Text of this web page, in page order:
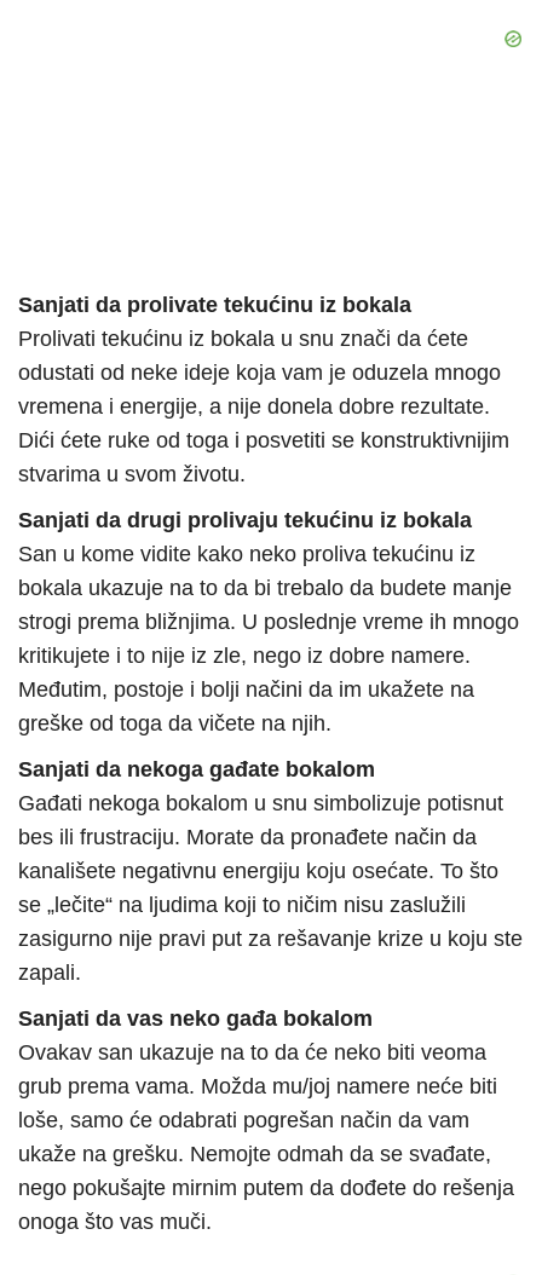
Sanjati da prolivate tekućinu iz bokala
Prolivati tekućinu iz bokala u snu znači da ćete
odustati od neke ideje koja vam je oduzela mnogo
vremena i energije, a nije donela dobre rezultate.
Dići ćete ruke od toga i posvetiti se konstruktivnijim
stvarima u svom životu.
Sanjati da drugi prolivaju tekućinu iz bokala
San u kome vidite kako neko proliva tekućinu iz
bokala ukazuje na to da bi trebalo da budete manje
strogi prema bližnjima. U poslednje vreme ih mnogo
kritikujete i to nije iz zle, nego iz dobre namere.
Međutim, postoje i bolji načini da im ukažete na
greške od toga da vičete na njih.
Sanjati da nekoga gađate bokalom
Gađati nekoga bokalom u snu simbolizuje potisnut
bes ili frustraciju. Morate da pronađete način da
kanališete negativnu energiju koju osećate. To što
se „lečite“ na ljudima koji to ničim nisu zaslužili
zasigurno nije pravi put za rešavanje krize u koju ste
zapali.
Sanjati da vas neko gađa bokalom
Ovakav san ukazuje na to da će neko biti veoma
grub prema vama. Možda mu/joj namere neće biti
loše, samo će odabrati pogrešan način da vam
ukaže na grešku. Nemojte odmah da se svađate,
nego pokušajte mirnim putem da dođete do rešenja
onoga što vas muči.